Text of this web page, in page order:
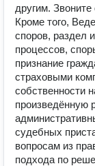
другим.
Кроме того,
споров, раздел
процессов,
признание
страховыми
собственности
произведённую
судебных
вопросам из
подхода по